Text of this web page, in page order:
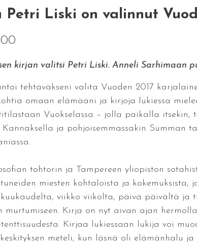
Liski on valinnut
kirjan valitsi Petri Liski. Anneli Sarhimaan
tehtäväkseni valita Vuoden 2017
omaan elämääni ja kirjoja lukiessa
Vuokselassa – jolla paikalla itsekin,
Kannaksella ja pohjoisemmassakin Summan
tohtorin ja Tampereen yliopiston
miesten kohtaloista ja
kuukaudelta, viikko viikolta, päivä päivältä
Kirja on nyt aivan ajan
Kirjaa lukiessaan lukija voi
meteli, kun läsnä oli elämänhalu